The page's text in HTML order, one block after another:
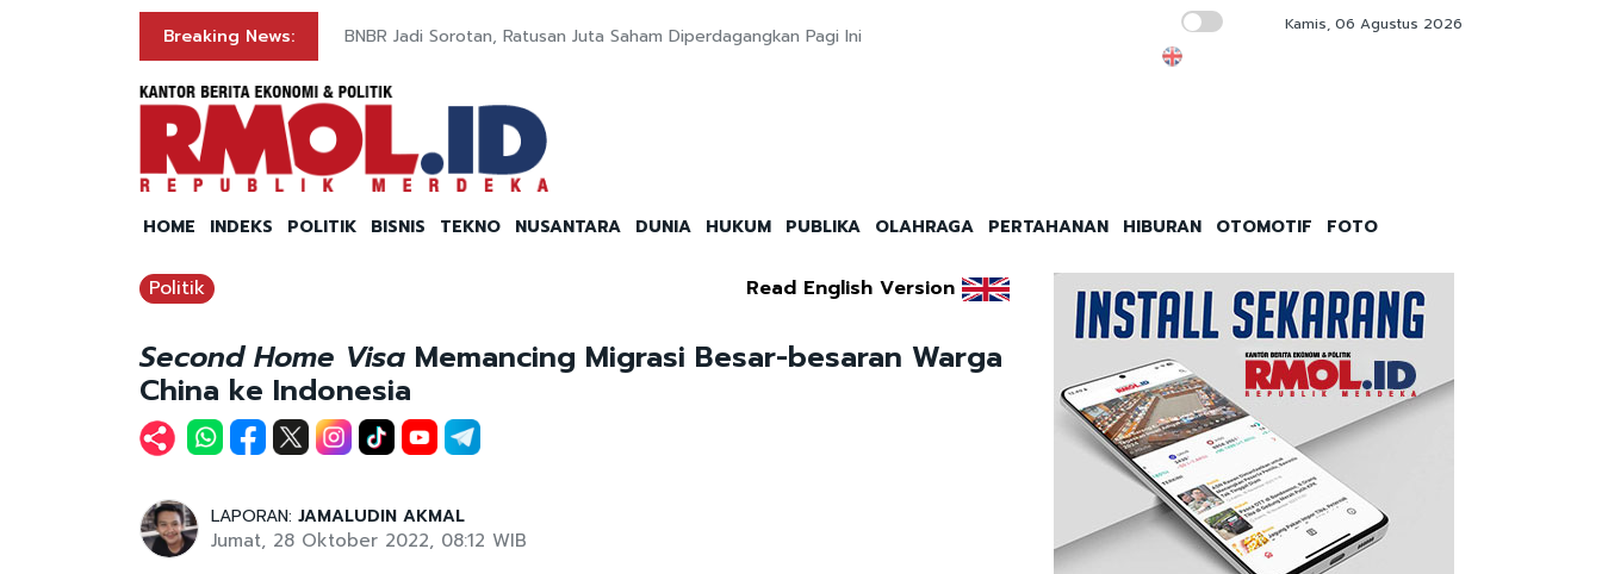
Breaking News: BNBR Jadi Sorotan, Ratusan Juta Saham Diperdagangkan Pagi Ini Industri Alas Kaki Serap 3,8 Juta Pekerja
Kamis, 06 Agustus 2026
HOME INDEKS POLITIK BISNIS TEKNO NUSANTARA DUNIA HUKUM PUBLIKA OLAHRAGA PERTAHANAN HIBURAN OTOMOTIF FOTO
Politik Read English Version
Second Home Visa Memancing Migrasi Besar-besaran Warga
China ke Indonesia
LAPORAN: JAMALUDIN AKMAL
Jumat, 28 Oktober 2022, 08:12 WIB